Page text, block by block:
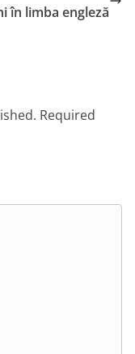
în limba engleză
Required